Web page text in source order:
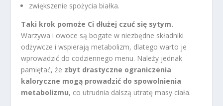
zwiększenie spożycia białka.
Taki krok pomoże Ci dłużej czuć się sytym.
Warzywa i owoce są bogate w niezbędne składniki
odżywcze i wspierają metabolizm, dlatego warto je
wprowadzić do codziennego menu. Należy jednak
pamiętać, że zbyt drastyczne ograniczenia
kaloryczne mogą prowadzić do spowolnienia
metabolizmu, co utrudnia dalszą utratę masy ciała.